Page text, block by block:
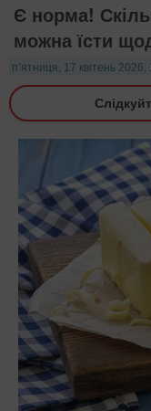
Є норма!
можна їсти
п’ятниця, 17 квітень 2026,